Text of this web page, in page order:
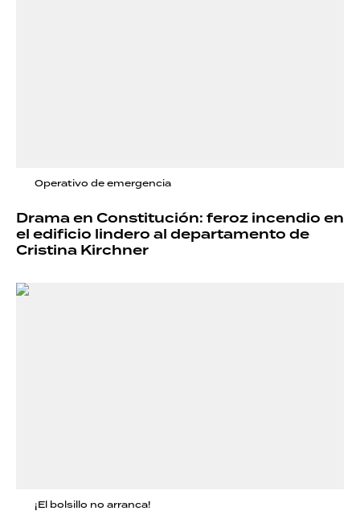
Operativo de emergencia
Drama en Constitución: feroz incendio en
el edificio lindero al departamento de
Cristina Kirchner
¡El bolsillo no arranca!